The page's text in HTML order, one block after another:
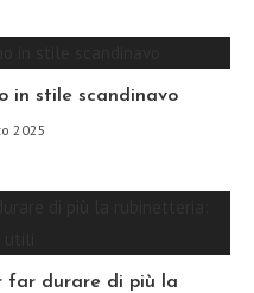
in stile scandinavo
2025
far durare di più la